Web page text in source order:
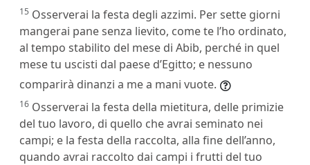
15 Osserverai la festa degli azzimi. Per sette giorni
mangerai pane senza lievito, come te l’ho ordinato,
al tempo stabilito del mese di Abib, perché in quel
mese tu uscisti dal paese d’Egitto; e nessuno
comparirà dinanzi a me a mani vuote.
16 Osserverai la festa della mietitura, delle primizie
del tuo lavoro, di quello che avrai seminato nei
campi; e la festa della raccolta, alla fine dell’anno,
quando avrai raccolto dai campi i frutti del tuo